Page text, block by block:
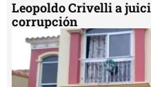
Ejecutan allanamiento
de explotación sexual